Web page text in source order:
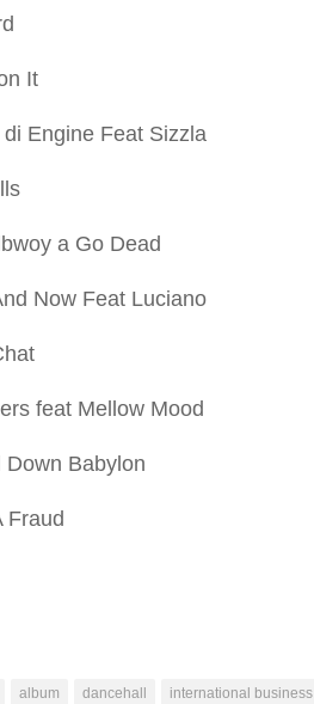
It
Engine Feat Sizzla
a Go Dead
Now Feat Luciano
feat Mellow Mood
Down Babylon
Fraud
album dancehall international business